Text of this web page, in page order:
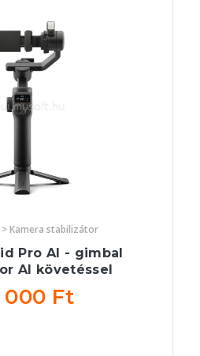
Kamera stabilizátor
Pro AI - gimbal
AI követéssel
000 Ft